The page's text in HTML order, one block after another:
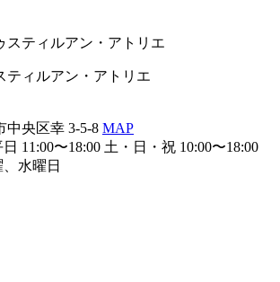
ティルアン・アトリエ
中央区幸 3-5-8 MAP
11:00〜18:00 土・日・祝 10:00〜18:00
水曜日